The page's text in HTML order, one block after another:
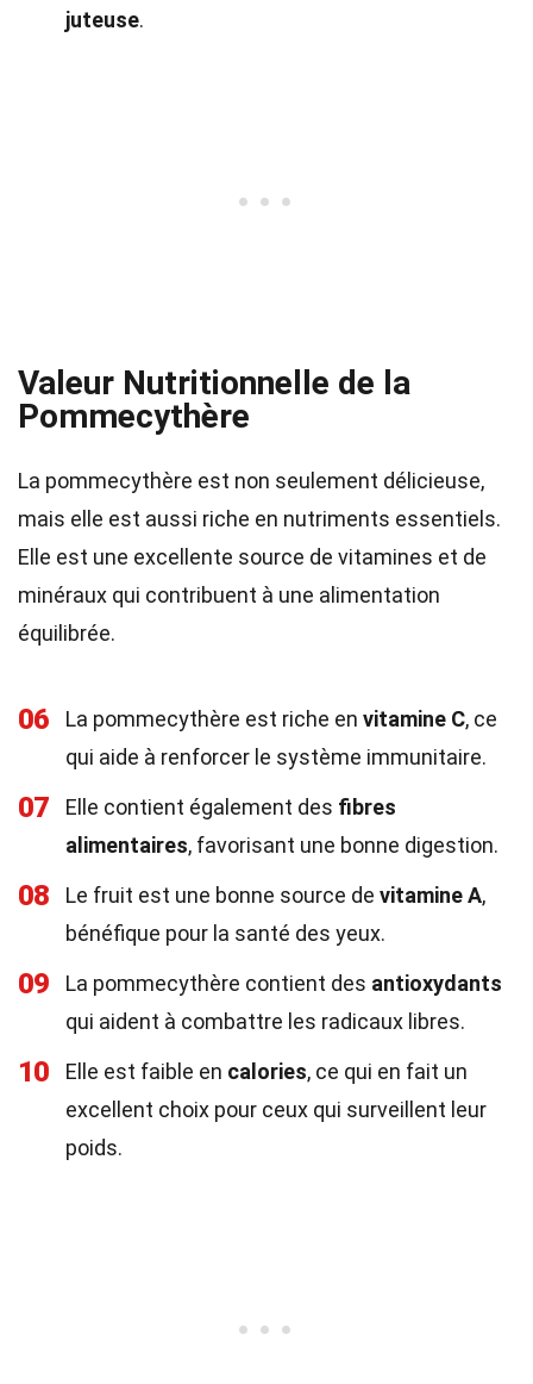
juteuse.
Valeur Nutritionnelle de la
Pommecythère
La pommecythère est non seulement délicieuse,
mais elle est aussi riche en nutriments essentiels.
Elle est une excellente source de vitamines et de
minéraux qui contribuent à une alimentation
équilibrée.
06 La pommecythère est riche en vitamine C, ce
qui aide à renforcer le système immunitaire.
07 Elle contient également des fibres
alimentaires, favorisant une bonne digestion.
08 Le fruit est une bonne source de vitamine A,
bénéfique pour la santé des yeux.
09 La pommecythère contient des antioxydants
qui aident à combattre les radicaux libres.
10 Elle est faible en calories, ce qui en fait un
excellent choix pour ceux qui surveillent leur
poids.